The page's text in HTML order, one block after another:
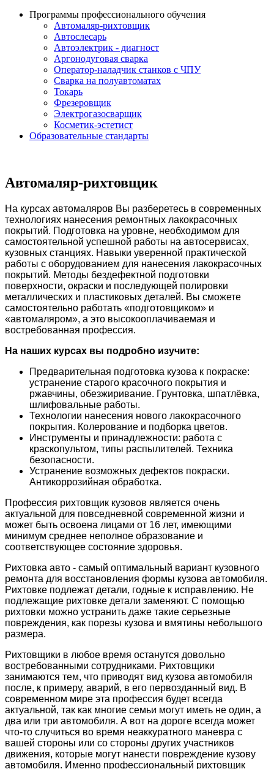
Программы профессионального обучения
Автомаляр-рихтовщик
Автослесарь
Автоэлектрик - диагност
Аргонодуговая сварка
Оператор-наладчик станков с ЧПУ
Сварка на полуавтоматах
Токарь
Фрезеровщик
Электрогазосварщик
Косметик-эстетист
Образовательные стандарты
Автомаляр-рихтовщик
На курсах автомаляров Вы разберетесь в современных
технологиях нанесения ремонтных лакокрасочных
покрытий. Подготовка на уровне, необходимом для
самостоятельной успешной работы на автосервисах,
кузовных станциях. Навыки уверенной практической
работы с оборудованием для нанесения лакокрасочных
покрытий. Методы бездефектной подготовки
поверхности, окраски и последующей полировки
металлических и пластиковых деталей. Вы сможете
самостоятельно работать «подготовщиком» и
«автомаляром», а это высокооплачиваемая и
востребованная профессия.
На наших курсах вы подробно изучите:
Предварительная подготовка кузова к покраске:
устранение старого красочного покрытия и
ржавчины, обезжиривание. Грунтовка, шпатлёвка,
шлифовальные работы.
Технологии нанесения нового лакокрасочного
покрытия. Колерование и подборка цветов.
Инструменты и принадлежности: работа с
краскопультом, типы распылителей. Техника
безопасности.
Устранение возможных дефектов покраски.
Антикоррозийная обработка.
Профессия рихтовщик кузовов является очень
актуальной для повседневной современной жизни и
может быть освоена лицами от 16 лет, имеющими
минимум среднее неполное образование и
соответствующее состояние здоровья.
Рихтовка авто - самый оптимальный вариант кузовного
ремонта для восстановления формы кузова автомобиля.
Рихтовке подлежат детали, годные к исправлению. Не
подлежащие рихтовке детали заменяют. С помощью
рихтовки можно устранить даже такие серьезные
повреждения, как порезы кузова и вмятины небольшого
размера.
Рихтовщики в любое время останутся довольно
востребованными сотрудниками. Рихтовщики
занимаются тем, что приводят вид кузова автомобиля
после, к примеру, аварий, в его первозданный вид. В
современном мире эта профессия будет всегда
актуальной, так как многие семьи могут иметь не один, а
два или три автомобиля. А вот на дороге всегда может
что-то случиться во время неаккуратного маневра с
вашей стороны или со стороны других участников
движения, которые могут нанести повреждение кузову
автомобиля. Именно профессиональный рихтовщик